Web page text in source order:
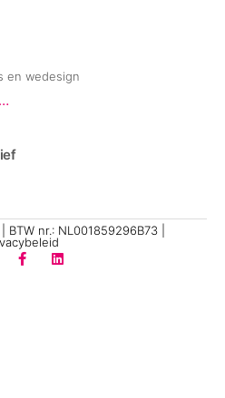
en wedesign
nr.: NL001859296B73 |